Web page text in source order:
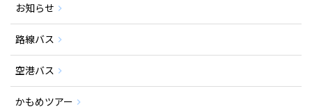
お知らせ
路線バス
空港バス
かもめツアー